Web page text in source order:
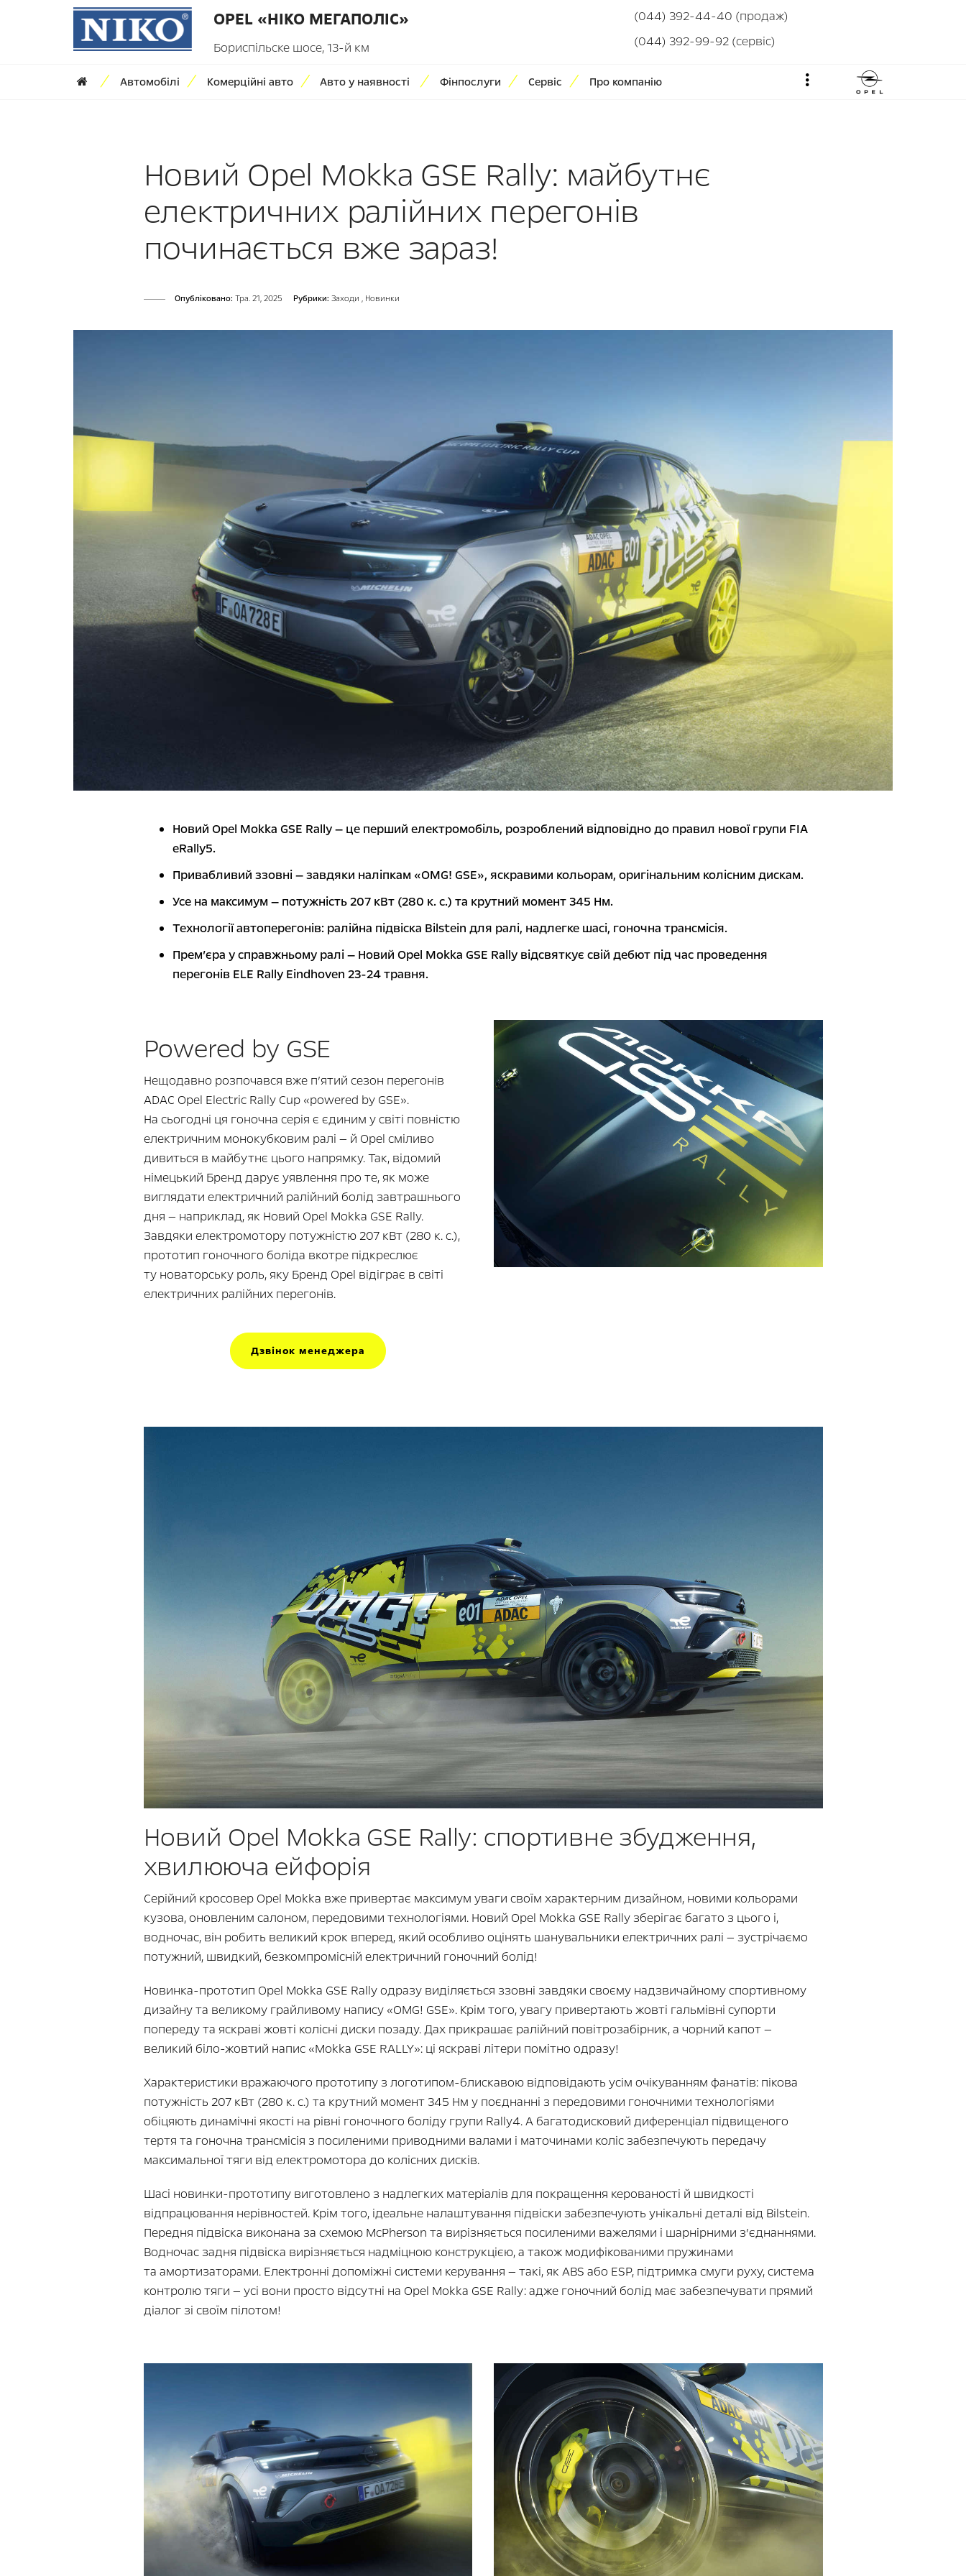
OPEL «НІКО МЕГАПОЛІС»
Бориспільске шосе, 13-й км
(044) 392-44-40 (продаж)
(044) 392-99-92 (сервіс)
Автомобілі Комерційні авто Авто у наявності Фінпослуги Сервіс Про компанію
Новий Opel Mokka GSE Rally: майбутнє
електричних ралійних перегонів
починається вже зараз!
Опубліковано: Тра. 21, 2025 Рубрики: Заходи , Новинки
Новий Opel Mokka GSE Rally — це перший електромобіль, розроблений відповідно до правил нової групи FIA
eRally5.
Привабливий ззовні — завдяки наліпкам «OMG! GSE», яскравими кольорам, оригінальним колісним дискам.
Усе на максимум — потужність 207 кВт (280 к. с.) та крутний момент 345 Нм.
Технології автоперегонів: ралійна підвіска Bilstein для ралі, надлегке шасі, гоночна трансмісія.
Прем’єра у справжньому ралі — Новий Opel Mokka GSE Rally відсвяткує свій дебют під час проведення
перегонів ELE Rally Eindhoven 23-24 травня.
Powered by GSE
Нещодавно розпочався вже п’ятий сезон перегонів
ADAC Opel Electric Rally Cup «powered by GSE».
На сьогодні ця гоночна серія є єдиним у світі повністю
електричним монокубковим ралі — й Opel сміливо
дивиться в майбутнє цього напрямку. Так, відомий
німецький Бренд дарує уявлення про те, як може
виглядати електричний ралійний болід завтрашнього
дня — наприклад, як Новий Opel Mokka GSE Rally.
Завдяки електромотору потужністю 207 кВт (280 к. с.),
прототип гоночного боліда вкотре підкреслює
ту новаторську роль, яку Бренд Opel відіграє в світі
електричних ралійних перегонів.
Дзвінок менеджера
Новий Opel Mokka GSE Rally: спортивне збудження,
хвилююча ейфорія
Серійний кросовер Opel Mokka вже привертає максимум уваги своїм характерним дизайном, новими кольорами
кузова, оновленим салоном, передовими технологіями. Новий Opel Mokka GSE Rally зберігає багато з цього і,
водночас, він робить великий крок вперед, який особливо оцінять шанувальники електричних ралі — зустрічаємо
потужний, швидкий, безкомпромісній електричний гоночний болід!
Новинка-прототип Opel Mokka GSE Rally одразу виділяється ззовні завдяки своєму надзвичайному спортивному
дизайну та великому грайливому напису «OMG! GSE». Крім того, увагу привертають жовті гальмівні супорти
попереду та яскраві жовті колісні диски позаду. Дах прикрашає ралійний повітрозабірник, а чорний капот —
великий біло-жовтий напис «Mokka GSE RALLY»: ці яскраві літери помітно одразу!
Характеристики вражаючого прототипу з логотипом-блискавою відповідають усім очікуванням фанатів: пікова
потужність 207 кВт (280 к. с.) та крутний момент 345 Нм у поєднанні з передовими гоночними технологіями
обіцяють динамічні якості на рівні гоночного боліду групи Rally4. А багатодисковий диференціал підвищеного
тертя та гоночна трансмісія з посиленими приводними валами і маточинами коліс забезпечують передачу
максимальної тяги від електромотора до колісних дисків.
Шасі новинки-прототипу виготовлено з надлегких матеріалів для покращення керованості й швидкості
відпрацювання нерівностей. Крім того, ідеальне налаштування підвіски забезпечують унікальні деталі від Bilstein.
Передня підвіска виконана за схемою McPherson та вирізняється посиленими важелями і шарнірними з’єднаннями.
Водночас задня підвіска вирізняється надміцною конструкцією, а також модифікованими пружинами
та амортизаторами. Електронні допоміжні системи керування — такі, як ABS або ESP, підтримка смуги руху, система
контролю тяги — усі вони просто відсутні на Opel Mokka GSE Rally: адже гоночний болід має забезпечувати прямий
діалог зі своїм пілотом!